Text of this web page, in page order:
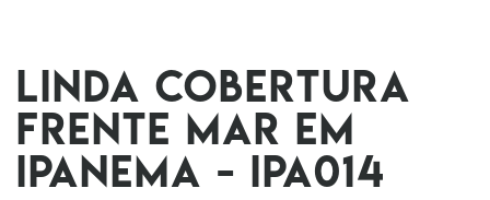
Linda cobertura
frente mar em
Ipanema - Ipa014